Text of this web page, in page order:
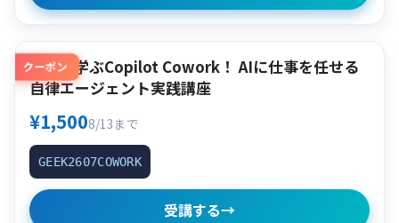
クーポン
使って学ぶCopilot Cowork！ AIに仕事を任せる
自律エージェント実践講座
¥1,5008/13まで
GEEK2607COWORK
受講する→